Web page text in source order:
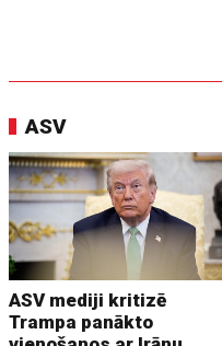
ASV
ASV mediji kritizē
Trampa panākto